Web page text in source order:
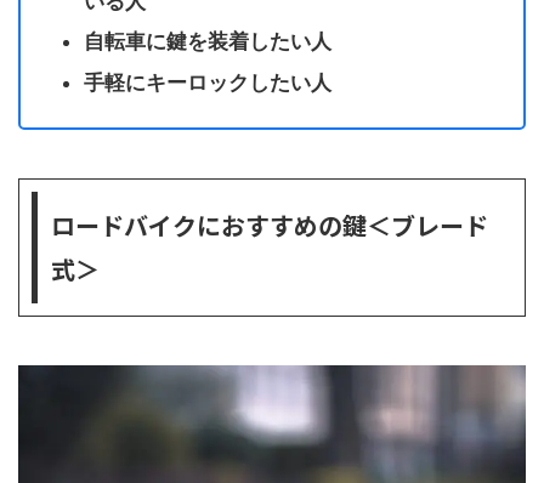
自転車に鍵を装着したい人
手軽にキーロックしたい人
ロードバイクにおすすめの鍵＜ブレード
式＞